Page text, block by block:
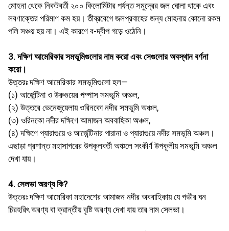
মােহনা থেকে নিকটবর্তী ২০০ কিলােমিটার পর্যন্ত সমুদ্রের জল ঘােলা থাকে এবং
লবণাক্তের পরিমাণ কম হয়। তীব্রবেগে জলপ্রবাহের জন্য মােহনায় কোনাে রকম
পলি সঞ্চয় হয় না। এই কারণে ব-দ্বীপ গড়ে ওঠেনি।
3. দক্ষিণ আমেরিকার সমভূমিগুলাের নাম করাে এবং সেগুলাের অবস্থান বর্ণনা
করাে।
উত্তরঃ দক্ষিণ আমেরিকার সমভূমিগুলাে হল—
(১) আর্জেন্টিনা ও উরুগুয়ের পম্পাস সমভূমি অঞ্চল,
(২) উত্তরে ভেনেজুয়েলায় ওরিনকো নদীর সমভূমি অঞ্চল,
(৩) ওরিনকো নদীর দক্ষিণে আমাজন অববাহিকা অঞ্চল,
(৪) দক্ষিণে প্যারাগুয়ে ও আর্জেন্টিনার পারানা ও প্যারাগুয়ে নদীর সমভূমি অঞ্চল।
এছাড়া প্রশান্ত মহাসাগরের উপকূলবর্তী অঞ্চলে সংকীর্ণ উপকূলীয় সমভূমি অঞ্চল
দেখা যায়।
4. সেলভা অরণ্য কি?
উত্তরঃ দক্ষিণ আমেরিকা মহাদেশের আমাজন নদীর অববাহিকায় যে গভীর ঘন
চিরহরিৎ অরণ্য বা ক্রান্তীয় বৃষ্টি অরণ্য দেখা যায় তার নাম সেলভা।